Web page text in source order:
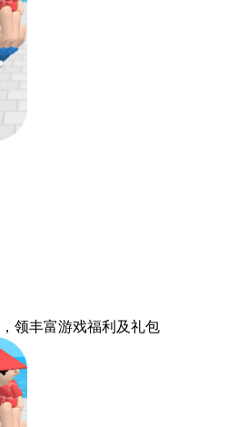
，领丰富游戏福利 及礼包